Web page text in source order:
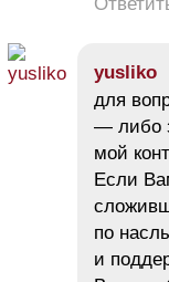
yusliko
для
— либо
мой
Если
по
и